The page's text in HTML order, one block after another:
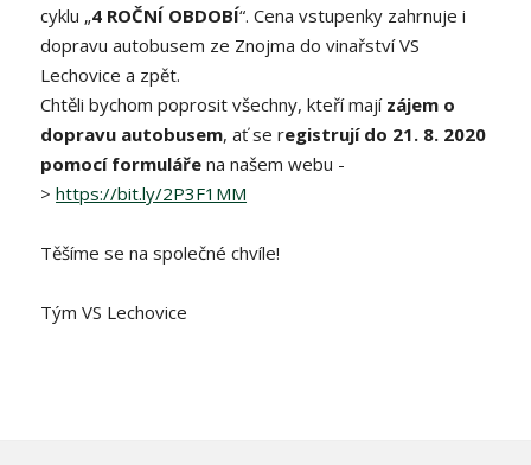
cyklu „4 ROČNÍ OBDOBÍ“. Cena vstupenky zahrnuje i
dopravu autobusem ze Znojma do vinařství VS
Lechovice a zpět.
Chtěli bychom poprosit všechny, kteří mají zájem o
dopravu autobusem, ať se registrují do 21. 8. 2020
pomocí formuláře na našem webu -
>https://bit.ly/2P3F1MM
Těšíme se na společné chvíle!
Tým VS Lechovice